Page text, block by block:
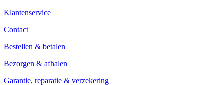
Klantenservice
Contact
Bestellen & betalen
Bezorgen & afhalen
Garantie, reparatie & verzekering